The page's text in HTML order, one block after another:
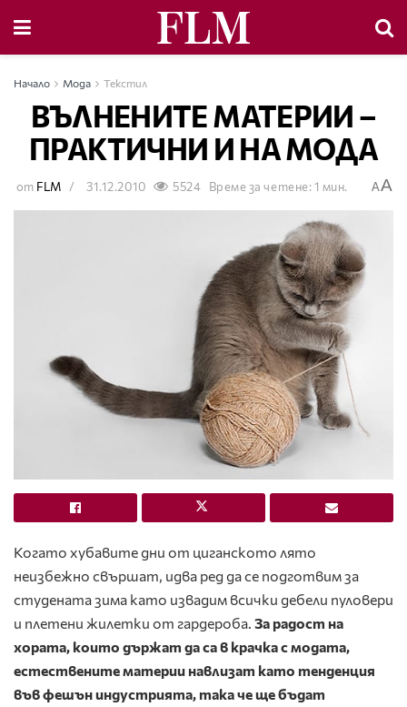
Начало Мода Текстил
ВЪЛНЕНИТЕ МАТЕРИИ –
ПРАКТИЧНИ И НА МОДА
от FLM 31.12.2010 5524 Време за четене: 1 мин. AA
Когато хубавите дни от циганското лято
неизбежно свършат, идва ред да се подготвим за
студената зима като извадим всички дебели пуловери
и плетени жилетки от гардероба. За радост на
хората, които държат да са в крачка с модата,
естествените материи навлизат като тенденция
във фешън индустрията, така че ще бъдат